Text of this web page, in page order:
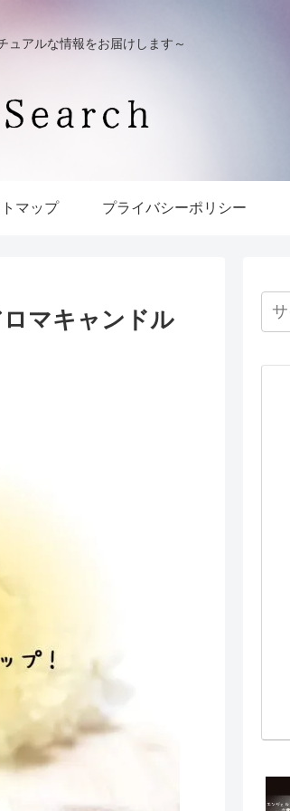
ュアルな情報をお届けします～
マップ プライバシーポリシー
マキャンドル